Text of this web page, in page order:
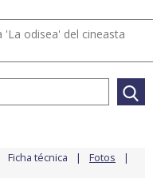
odisea' del cineasta
Ficha técnica Fotos